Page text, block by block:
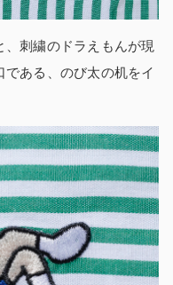
刺繍のドラえもんが現
ある、のび太の机をイ